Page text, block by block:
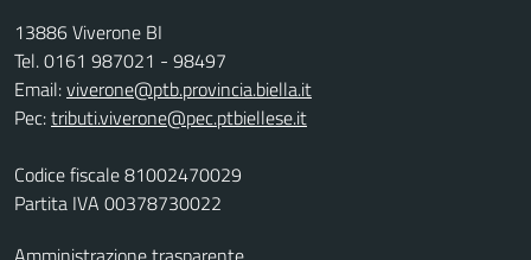
13886 Viverone BI
Tel. 0161 987021 - 98497
Email:viverone@ptb.provincia.biella.it
Pec:tributi.viverone@pec.ptbiellese.it
Codice fiscale 81002470029
Partita IVA 00378730022